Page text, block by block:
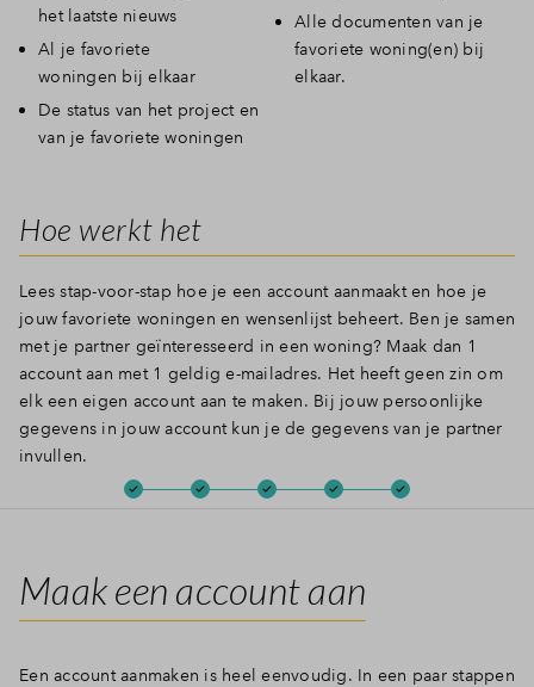
het laatste nieuws
Al je favoriete
woningen bij elkaar
De status van het project en
van je favoriete woningen
Alle documenten van je
favoriete woning(en) bij
elkaar.
Hoe werkt het
Lees stap-voor-stap hoe je een account aanmaakt en hoe je
jouw favoriete woningen en wensenlijst beheert. Ben je samen
met je partner geïnteresseerd in een woning? Maak dan 1
account aan met 1 geldig e-mailadres. Het heeft geen zin om
elk een eigen account aan te maken. Bij jouw persoonlijke
gegevens in jouw account kun je de gegevens van je partner
invullen.
Maak een account aan
Een account aanmaken is heel eenvoudig. In een paar stappen